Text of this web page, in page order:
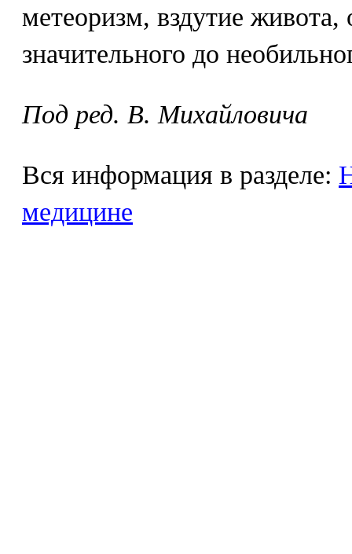
метеоризм, вздутие живота,
значительного до
Под ред. В. Михайловича
Вся информация в разделе:
медицине